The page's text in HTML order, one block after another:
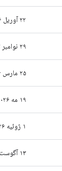
۲۲ آوریل ۲۰۲۶
۲۹ نوامبر ۲۰۲۳
۲۵ مارس ۲۰۲۶
۱۹ مه ۲۰۲۶
۱ ژوئیه ۲۰۲۶
۱۳ آگوست ۲۰۲۵